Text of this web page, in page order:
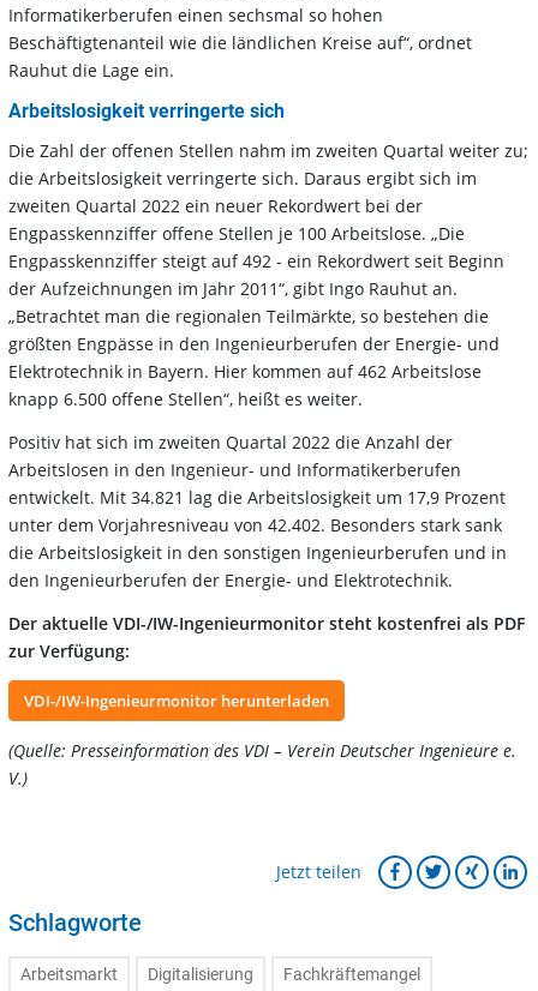
Informatikerberufen einen sechsmal so hohen
Beschäftigtenanteil wie die ländlichen Kreise auf“, ordnet
Rauhut die Lage ein.
Arbeitslosigkeit verringerte sich
Die Zahl der offenen Stellen nahm im zweiten Quartal weiter zu;
die Arbeitslosigkeit verringerte sich. Daraus ergibt sich im
zweiten Quartal 2022 ein neuer Rekordwert bei der
Engpasskennziffer offene Stellen je 100 Arbeitslose. „Die
Engpasskennziffer steigt auf 492 - ein Rekordwert seit Beginn
der Aufzeichnungen im Jahr 2011“, gibt Ingo Rauhut an.
„Betrachtet man die regionalen Teilmärkte, so bestehen die
größten Engpässe in den Ingenieurberufen der Energie- und
Elektrotechnik in Bayern. Hier kommen auf 462 Arbeitslose
knapp 6.500 offene Stellen“, heißt es weiter.
Positiv hat sich im zweiten Quartal 2022 die Anzahl der
Arbeitslosen in den Ingenieur- und Informatikerberufen
entwickelt. Mit 34.821 lag die Arbeitslosigkeit um 17,9 Prozent
unter dem Vorjahresniveau von 42.402. Besonders stark sank
die Arbeitslosigkeit in den sonstigen Ingenieurberufen und in
den Ingenieurberufen der Energie- und Elektrotechnik.
Der aktuelle VDI-/IW-Ingenieurmonitor steht kostenfrei als PDF
zur Verfügung:
VDI-/IW-Ingenieurmonitor herunterladen
(Quelle: Presseinformation des VDI – Verein Deutscher Ingenieure e.
V.)
Jetzt teilen
Schlagworte
Arbeitsmarkt Digitalisierung Fachkräftemangel